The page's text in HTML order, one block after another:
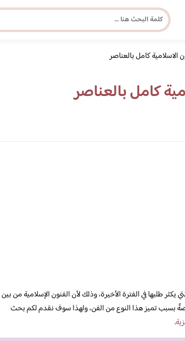
مجلة برونزية للفتاة العصرية
ابحث عن أي موضوع يهمك
كامل بالعناصر
كامل بالعناصر
طلبها في الفترة الأخيرة، وذلك لأن الفنون الإسلامية من بين
بسبب تميز هذا النوع من الفن، ولهذا سوف نقدم لكم بحث
.